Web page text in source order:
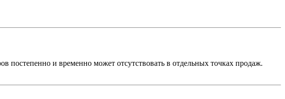
и временно может отсутствовать в отдельных точках продаж.